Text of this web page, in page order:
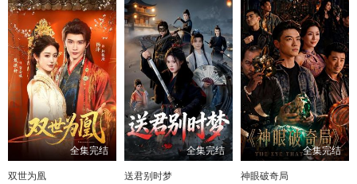
全集完结
双世为凰
全集完结
送君别时梦
全集完结
神眼破奇局